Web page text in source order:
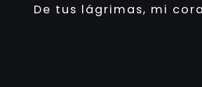
De tus lágrimas, mi